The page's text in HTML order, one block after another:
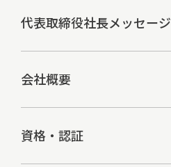
代表取締役社長メッセージ
会社概要
資格・認証